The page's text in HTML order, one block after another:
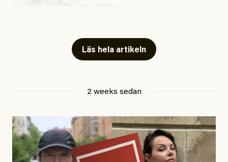
Läs hela artikeln
2 weeks sedan